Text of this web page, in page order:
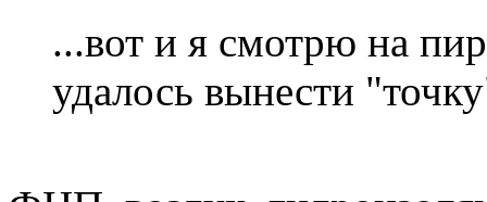
...вот и я смотрю на
удалось вынести